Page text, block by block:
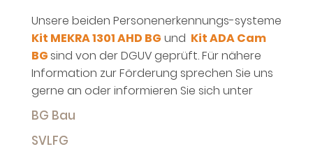
Unsere beiden Personenerkennungs-systeme
Kit MEKRA 1301 AHD BG und Kit ADA Cam
BG sind von der DGUV geprüft. Für nähere
Information zur Förderung sprechen Sie uns
gerne an oder informieren Sie sich unter
BG Bau
SVLFG